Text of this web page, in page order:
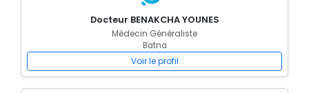
Docteur BENAKCHA YOUNES
Médecin Généraliste
Batna
Voir le profil